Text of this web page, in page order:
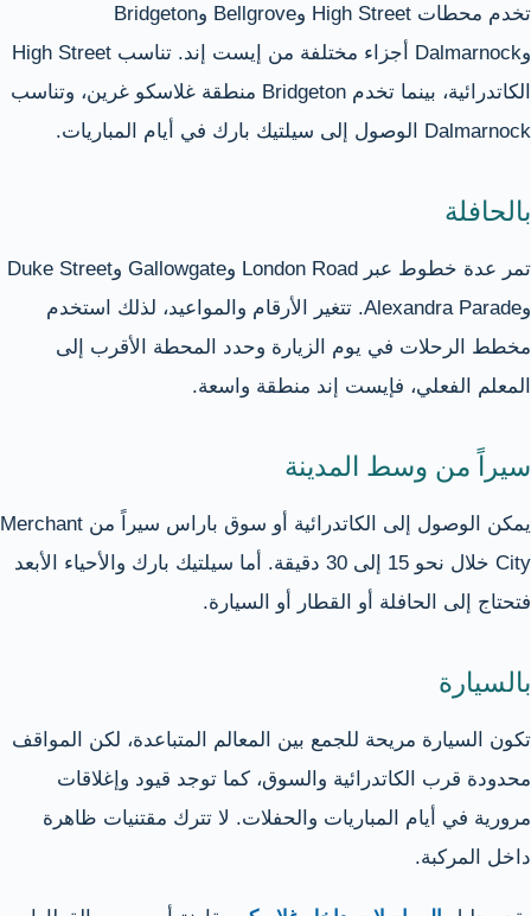
تخدم محطات High Street وBellgrove وBridgeton
وDalmarnock أجزاء مختلفة من إيست إند. تناسب High Street
الكاتدرائية، بينما تخدم Bridgeton منطقة غلاسكو غرين، وتناسب
Dalmarnock الوصول إلى سيلتيك بارك في أيام المباريات.
بالحافلة
تمر عدة خطوط عبر London Road وGallowgate وDuke Street
وAlexandra Parade. تتغير الأرقام والمواعيد، لذلك استخدم
مخطط الرحلات في يوم الزيارة وحدد المحطة الأقرب إلى
المعلم الفعلي، فإيست إند منطقة واسعة.
سيراً من وسط المدينة
يمكن الوصول إلى الكاتدرائية أو سوق باراس سيراً من Merchant
City خلال نحو 15 إلى 30 دقيقة. أما سيلتيك بارك والأحياء الأبعد
فتحتاج إلى الحافلة أو القطار أو السيارة.
بالسيارة
تكون السيارة مريحة للجمع بين المعالم المتباعدة، لكن المواقف
محدودة قرب الكاتدرائية والسوق، كما توجد قيود وإغلاقات
مرورية في أيام المباريات والحفلات. لا تترك مقتنيات ظاهرة
داخل المركبة.